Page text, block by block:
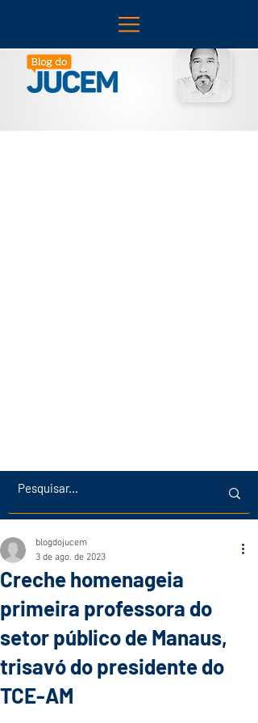
Creche homenageia
primeira professora do
setor público de Manaus,
trisavó do presidente do
TCE-AM
blogdojucem
3 de ago. de 2023